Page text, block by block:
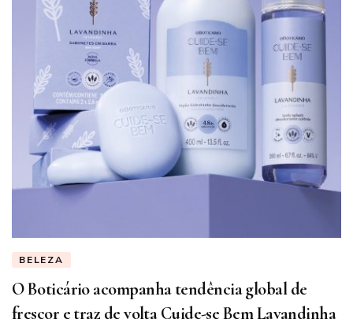
BELEZA
O Boticário acompanha tendência global de
frescor e traz de volta Cuide-se Bem Lavandinha